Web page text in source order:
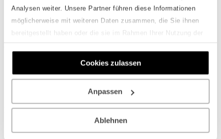
Analysen weiter. Unsere Partner führen diese Informationen
möglicherweise mit weiteren Daten zusammen, die Sie ihnen
bereitgestellt haben oder die sie im Rahmen Ihrer Nutzung der
Cookies zulassen
Anpassen
Ablehnen
Oliver Lubitz
Weiter
Schreibe einen Kommentar
Du musstangemeldetsein, um einen Kommentar abzugeben.
Hackenberg